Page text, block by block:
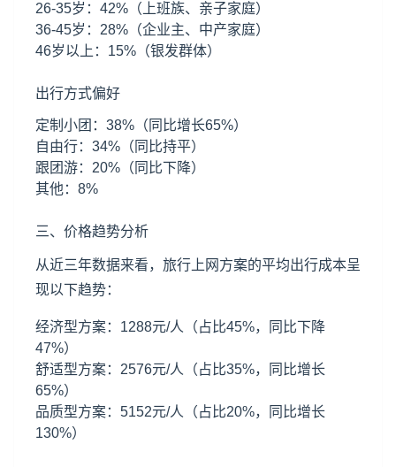
26-35岁：42%（上班族、亲子家庭）
36-45岁：28%（企业主、中产家庭）
46岁以上：15%（银发群体）
出行方式偏好
定制小团：38%（同比增长65%）
自由行：34%（同比持平）
跟团游：20%（同比下降）
其他：8%
三、价格趋势分析
从近三年数据来看，旅行上网方案的平均出行成本呈
现以下趋势：
经济型方案：1288元/人（占比45%，同比下降
47%）
舒适型方案：2576元/人（占比35%，同比增长
65%）
品质型方案：5152元/人（占比20%，同比增长
130%）